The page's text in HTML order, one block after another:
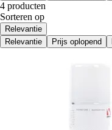
4 producten
Sorteren op
Relevantie
Relevantie
Prijs oplopend